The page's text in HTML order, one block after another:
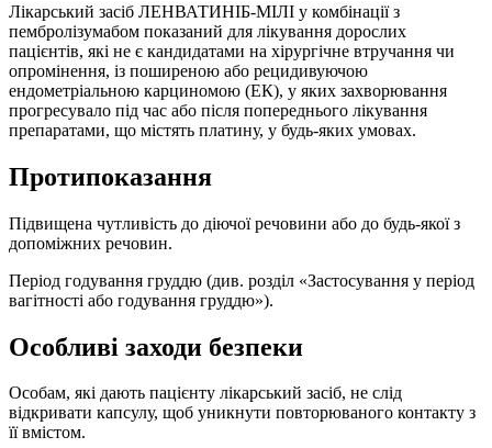
Лікарський засіб ЛЕНВАТИНІБ-МІЛІ у комбінації з
пембролізумабом показаний для лікування дорослих
пацієнтів, які не є кандидатами на хірургічне втручання чи
опромінення, із поширеною або рецидивуючою
ендометріальною карциномою (ЕК), у яких захворювання
прогресувало під час або після попереднього лікування
препаратами, що містять платину, у будь-яких умовах.
Протипоказання
Підвищена чутливість до діючої речовини або до будь-якої з
допоміжних речовин.
Період годування груддю (див. розділ «Застосування у період
вагітності або годування груддю»).
Особливі заходи безпеки
Особам, які дають пацієнту лікарський засіб, не слід
відкривати капсулу, щоб уникнути повторюваного контакту з
її вмістом.